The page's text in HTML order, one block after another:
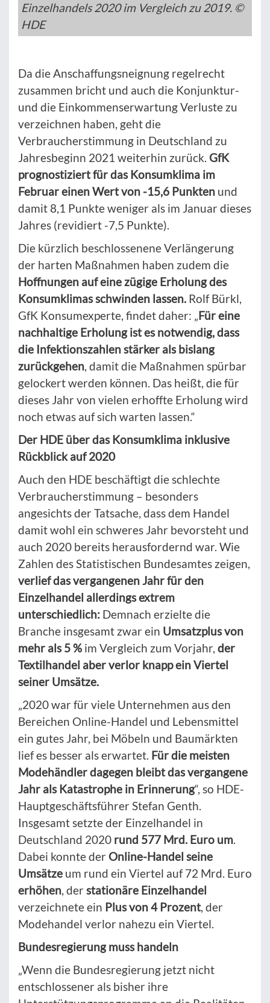
Einzelhandels 2020 im Vergleich zu 2019. ©
HDE
Da die Anschaffungsneignung regelrecht
zusammen bricht und auch die Konjunktur-
und die Einkommenserwartung Verluste zu
verzeichnen haben, geht die
Verbraucherstimmung in Deutschland zu
Jahresbeginn 2021 weiterhin zurück. GfK
prognostiziert für das Konsumklima im
Februar einen Wert von -15,6 Punkten und
damit 8,1 Punkte weniger als im Januar dieses
Jahres (revidiert -7,5 Punkte).
Die kürzlich beschlossenene Verlängerung
der harten Maßnahmen haben zudem die
Hoffnungen auf eine zügige Erholung des
Konsumklimas schwinden lassen. Rolf Bürkl,
GfK Konsumexperte, findet daher: „Für eine
nachhaltige Erholung ist es notwendig, dass
die Infektionszahlen stärker als bislang
zurückgehen, damit die Maßnahmen spürbar
gelockert werden können. Das heißt, die für
dieses Jahr von vielen erhoffte Erholung wird
noch etwas auf sich warten lassen.“
Der HDE über das Konsumklima inklusive
Rückblick auf 2020
Auch den HDE beschäftigt die schlechte
Verbraucherstimmung – besonders
angesichts der Tatsache, dass dem Handel
damit wohl ein schweres Jahr bevorsteht und
auch 2020 bereits herausfordernd war. Wie
Zahlen des Statistischen Bundesamtes zeigen,
verlief das vergangenen Jahr für den
Einzelhandel allerdings extrem
unterschiedlich: Demnach erzielte die
Branche insgesamt zwar ein Umsatzplus von
mehr als 5 % im Vergleich zum Vorjahr, der
Textilhandel aber verlor knapp ein Viertel
seiner Umsätze.
„2020 war für viele Unternehmen aus den
Bereichen Online-Handel und Lebensmittel
ein gutes Jahr, bei Möbeln und Baumärkten
lief es besser als erwartet. Für die meisten
Modehändler dagegen bleibt das vergangene
Jahr als Katastrophe in Erinnerung“, so HDE-
Hauptgeschäftsführer Stefan Genth.
Insgesamt setzte der Einzelhandel in
Deutschland 2020 rund 577 Mrd. Euro um.
Dabei konnte der Online-Handel seine
Umsätze um rund ein Viertel auf 72 Mrd. Euro
erhöhen, derstationäre Einzelhandel
verzeichnete ein Plus von 4 Prozent, der
Modehandel verlor nahezu ein Viertel.
Bundesregierung muss handeln
„Wenn die Bundesregierung jetzt nicht
entschlossener als bisher ihre